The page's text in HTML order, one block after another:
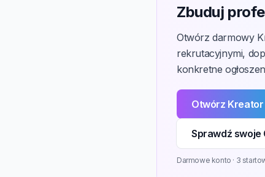
Zbuduj
Otwórz darmowy
rekrutacyjnymi,
konkretne
Otwórz
Sprawdź swoje
Darmowe konto · 3